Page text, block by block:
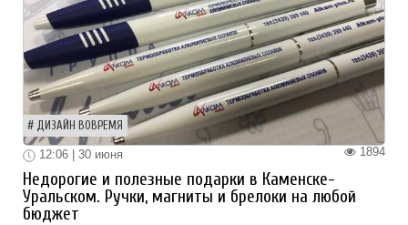
ДИЗАЙН ВОВРЕМЯ
1894
12:06 | 30 июня
Недорогие и полезные подарки в Каменске-
Уральском. Ручки, магниты и брелоки на любой
бюджет